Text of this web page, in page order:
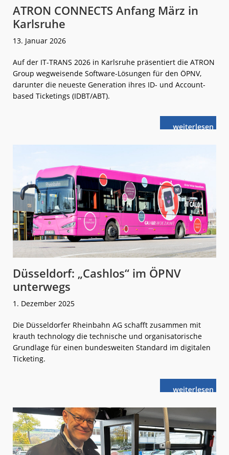
ATRON CONNECTS Anfang März in
Karlsruhe
13. Januar 2026
Auf der IT-TRANS 2026 in Karlsruhe präsentiert die ATRON
Group wegweisende Software-Lösungen für den ÖPNV,
darunter die neueste Generation ihres ID- und Account-
based Ticketings (IDBT/ABT).
weiterlese
nATRON
Düsseldorf: „Cashlos“ im ÖPNV
unterwegs
1. Dezember 2025
Die Düsseldorfer Rheinbahn AG schafft zusammen mit
krauth technology die technische und organisatorische
Grundlage für einen bundesweiten Standard im digitalen
Ticketing.
weiterlese
nDüsseldorf:
unterwegs